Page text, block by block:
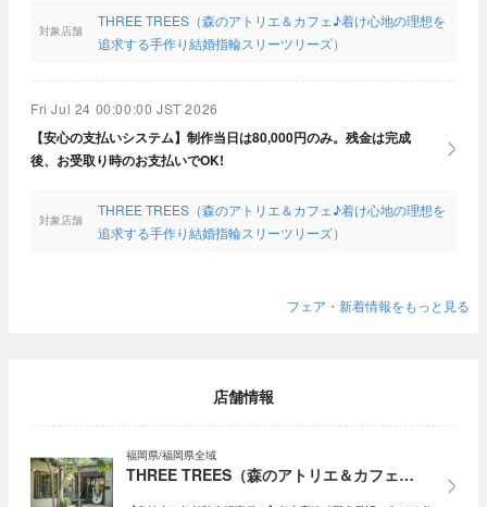
対象店舗
THREE TREES（森のアトリエ＆カフェ♪着け心地の理想を
追求する手作り結婚指輪スリーツリーズ）
Fri Jul 24 00:00:00 JST 2026
【安心の支払いシステム】制作当日は80,000円のみ。残金は完成
後、お受取り時のお支払いでOK!
対象店舗
THREE TREES（森のアトリエ＆カフェ♪着け心地の理想を
追求する手作り結婚指輪スリーツリーズ）
フェア・新着情報をもっと見る
店舗情報
福岡県/福岡県全域
THREE TREES（森のアトリエ＆カフェ…